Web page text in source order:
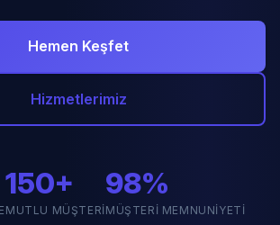
Hemen Keşfet
Hizmetlerimiz
150+
MUTLU MÜŞTERI
98%
MÜŞTERI MEMNUNIYETI